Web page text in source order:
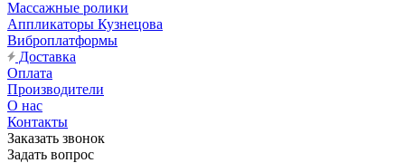
Массажные ролики
Аппликаторы Кузнецова
Виброплатформы
Доставка
Оплата
Производители
О нас
Контакты
Заказать звонок
Задать вопрос